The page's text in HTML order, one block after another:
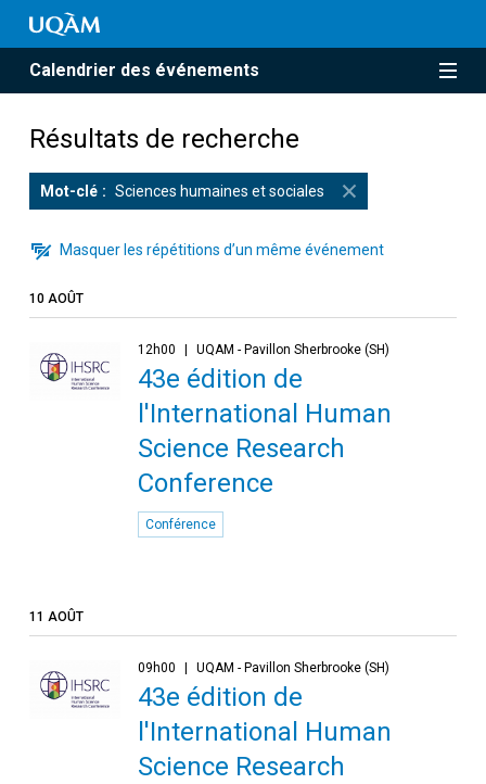
Calendrier des événements
Résultats de recherche
Mot-clé Sciences humaines et sociales
Masquer les répétitions d’un même événement
10 AOÛT
12h00 UQAM - Pavillon Sherbrooke (SH)
43e édition de
l'International Human
Science Research
Conference
Conférence
11 AOÛT
09h00 UQAM - Pavillon Sherbrooke (SH)
43e édition de
l'International Human
Science Research